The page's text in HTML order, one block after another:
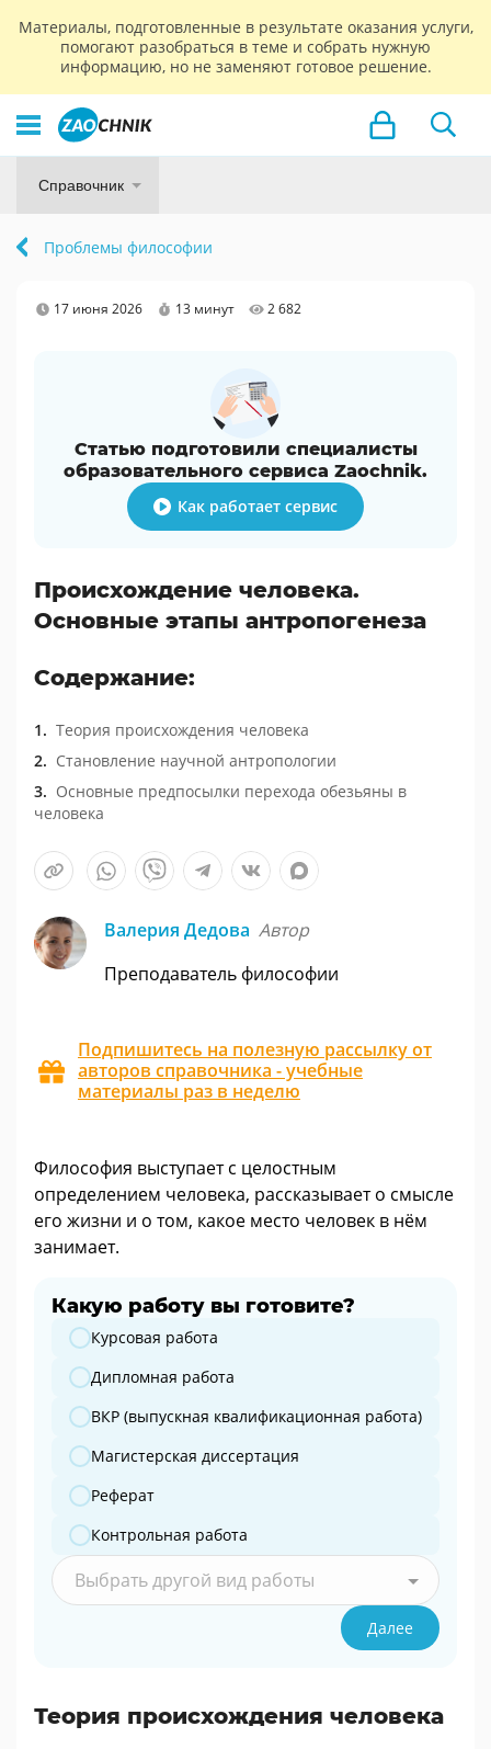
Материалы, подготовленные в результате оказания услуги,
помогают разобраться в теме и собрать нужную
информацию, но не заменяют готовое решение.
Справочник
Проблемы философии
17 июня 2026 13 минут 2 682
Статью подготовили специалисты
образовательного сервиса Zaochnik.
Как работает сервис
Происхождение человека.
Основные этапы антропогенеза
Содержание:
Теория происхождения человека
Становление научной антропологии
Основные предпосылки перехода обезьяны в
человека
Валерия Дедова Автор
Преподаватель философии
Подпишитесь на полезную рассылку от
авторов справочника - учебные
материалы раз в неделю
Философия выступает с целостным
определением человека, рассказывает о смысле
его жизни и о том, какое место человек в нём
занимает.
Какую работу вы готовите?
Какую работу вы готовите?
Курсовая работа
Дипломная работа
ВКР (выпускная квалификационная работа)
Магистерская диссертация
Реферат
Контрольная работа
Выбрать другой вид работы
Далее
Теория происхождения человека